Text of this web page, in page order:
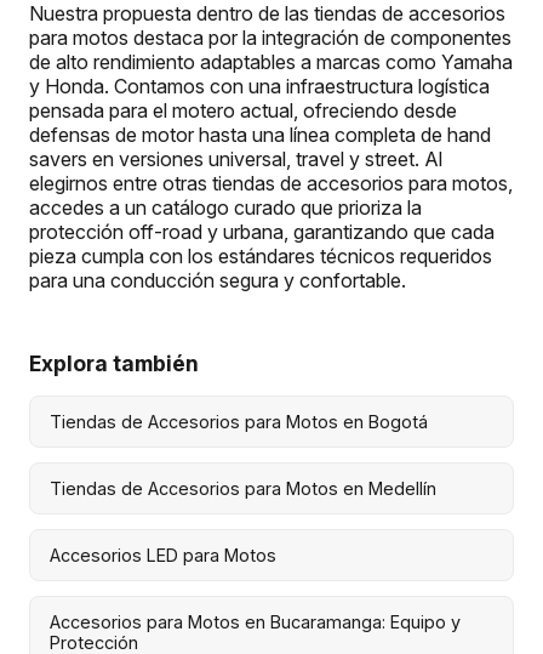
Nuestra propuesta dentro de las tiendas de accesorios
para motos destaca por la integración de componentes
de alto rendimiento adaptables a marcas como Yamaha
y Honda. Contamos con una infraestructura logística
pensada para el motero actual, ofreciendo desde
defensas de motor hasta una línea completa de hand
savers en versiones universal, travel y street. Al
elegirnos entre otras tiendas de accesorios para motos,
accedes a un catálogo curado que prioriza la
protección off-road y urbana, garantizando que cada
pieza cumpla con los estándares técnicos requeridos
para una conducción segura y confortable.
Explora también
Tiendas de Accesorios para Motos en Bogotá
Tiendas de Accesorios para Motos en Medellín
Accesorios LED para Motos
Accesorios para Motos en Bucaramanga: Equipo y
Protección